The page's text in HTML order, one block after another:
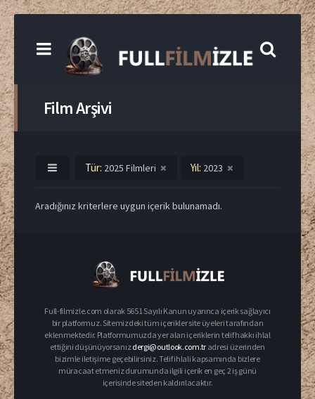
Film Arşivi
Tür: 2025 Filmleri Yıl: 2023
Aradığınız kriterlere uygun içerik bulunamadı.
Full-filmizle.com olarak 5651 Sayılı Kanun uyarınca içerik sağlayıcı
bir platformuz. Sitemizdeki tüm içerikler site üyeleri tarafından
eklenmektedir. Platformumuzda yer alan içeriklerin telif hakkı ihlal
ettiğini düşünüyorsanızdergi@outlook.com.tr adresi üzerinden
bizimle iletişime geçebilirsiniz. Telif ihlali kapsamında bizlere
müracaat etmeniz durumunda ilgili içerik en geç 2 iş günü
içerisinde siteden kaldırılacaktır.